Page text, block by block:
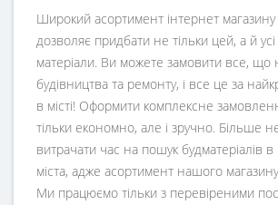
Широкий асортимент інтернет
дозволяє придбати не тільки цей, а й усі
матеріали. Ви можете замовити все, що
будівництва та ремонту, і все це за
в місті! Оформити комплексне
тільки економно, але і зручно. Більше
витрачати час на пошук будматеріалів в
міста, адже асортимент нашого
Ми працюємо тільки з перевіреними